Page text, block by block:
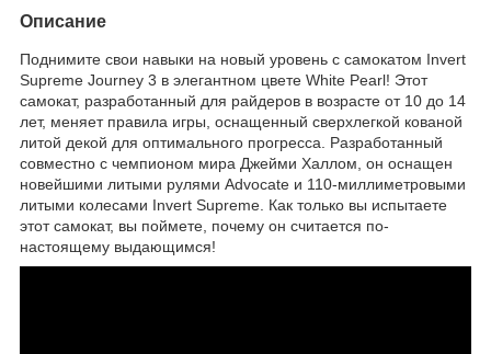
Описание
Поднимите свои навыки на новый уровень с самокатом Invert
Supreme Journey 3 в элегантном цвете White Pearl! Этот
самокат, разработанный для райдеров в возрасте от 10 до 14
лет, меняет правила игры, оснащенный сверхлегкой кованой
литой декой для оптимального прогресса. Разработанный
совместно с чемпионом мира Джейми Халлом, он оснащен
новейшими литыми рулями Advocate и 110-миллиметровыми
литыми колесами Invert Supreme. Как только вы испытаете
этот самокат, вы поймете, почему он считается по-
настоящему выдающимся!